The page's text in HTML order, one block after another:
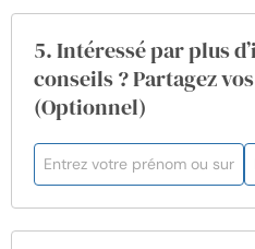
5. Intéressé par plus
conseils ? Partagez
(Optionnel)